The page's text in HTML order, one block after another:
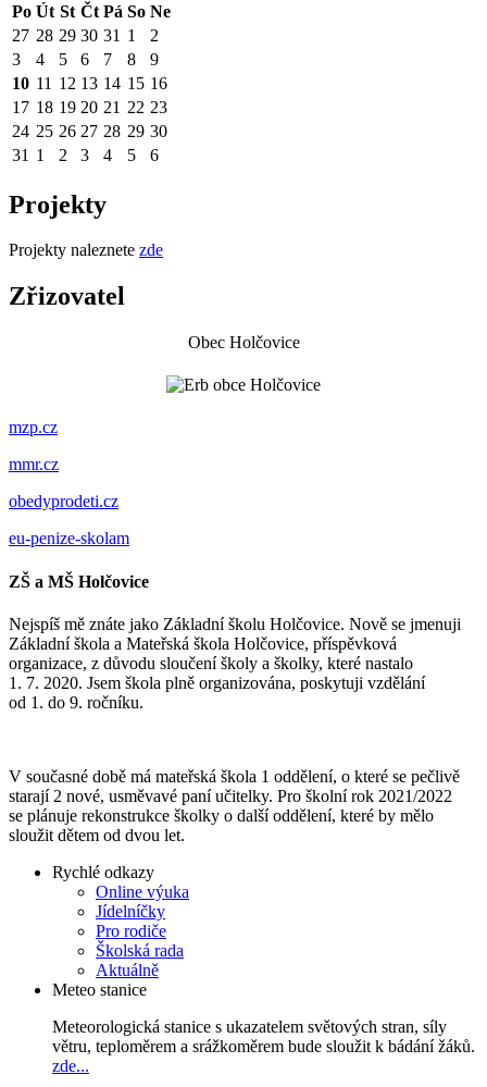
Po Út St Čt Pá So Ne
27 28 29 30 31 1
2
3
4 5 6 7 8
9
10 11 12 13 14 15 16
17 18 19 20 21 22 23
24 25 26 27 28 29 30
31 1 2 3 4 5 6
Projekty
Projekty naleznete zde
Zřizovatel
Obec Holčovice
mzp.cz
mmr.cz
obedyprodeti.cz
eu-penize-skolam
ZŠ a MŠ Holčovice
Nejspíš mě znáte jako Základní školu Holčovice. Nově se jmenuji
Základní škola a Mateřská škola Holčovice, příspěvková
organizace, z důvodu sloučení školy a školky, které nastalo
1. 7. 2020. Jsem škola plně organizována, poskytuji vzdělání
od 1. do 9. ročníku.
V současné době má mateřská škola 1 oddělení, o které se pečlivě
starají 2 nové, usměvavé paní učitelky. Pro školní rok 2021/2022
se plánuje rekonstrukce školky o další oddělení, které by mělo
sloužit dětem od dvou let.
Rychlé odkazy
Online výuka
Jídelníčky
Pro rodiče
Školská rada
Aktuálně
Meteo stanice
Meteorologická stanice s ukazatelem světových stran, síly
větru, teploměrem a srážkoměrem bude sloužit k bádání žáků.
zde...